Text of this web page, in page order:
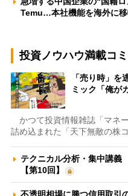
Temu…本社機能を海外に
投資ノウハウ満載コ
「売り時」
ミック「俺が
かつて投資情報雑誌「マネ
詰め込まれた「天下無敵の株
テクニカル分析・集中講義
【第10回】